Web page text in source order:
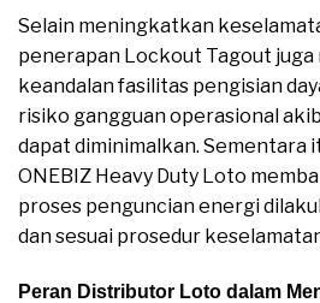
Selain meningkatkan
penerapan Lockout Tagout juga
keandalan fasilitas pengisian
risiko gangguan operasional
dapat diminimalkan. Sementara
ONEBIZ Heavy Duty Loto
proses penguncian energi
dan sesuai prosedur
Peran Distributor Loto dalam